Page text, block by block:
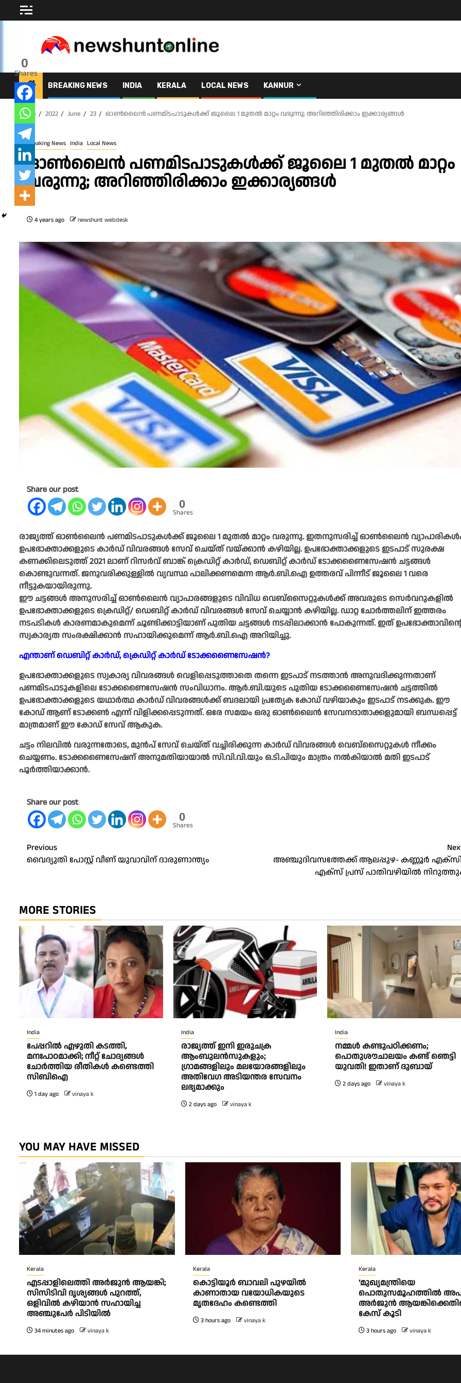
to
BREAKING NEWS INDIA KERALA LOCAL NEWS KANNUR
Home 2022 June 23 ഓണ്‍ലൈന്‍ പണമിടപാടുകള്‍ക്ക് ജൂലൈ 1 മുതല്‍ മാറ്റം വരുന്നു; അറിഞ്ഞിരിക്കാം ഇക്കാര്യങ്ങള്‍
Breaking News India Local News
ഓണ്‍ലൈന്‍ പണമിടപാടുകള്‍ക്ക് ജൂലൈ 1 മുതല്‍ മാറ്റം
വരുന്നു; അറിഞ്ഞിരിക്കാം ഇക്കാര്യങ്ങള്‍
4 years ago newshunt webdesk
Share our post
0
Shares
രാജ്യത്ത് ഓണ്‍ലൈന്‍ പണമിടപാടുകള്‍ക്ക് ജൂലൈ 1 മുതല്‍ മാറ്റം വരുന്നു. ഇതനുസരിച്ച് ഓണ്‍ലൈന്‍
ഉപഭോക്താക്കളുടെ കാര്‍ഡ് വിവരങ്ങള്‍ സേവ് ചെയ്ത് വയ്ക്കാന്‍ കഴിയില്ല. ഉപഭോക്താക്കളുടെ ഇടപാട് സുരക്ഷ
കണക്കിലെടുത്ത് 2021 ലാണ് റിസര്‍വ് ബാങ്ക് ക്രെഡിറ്റ് കാര്‍ഡ്, ഡെബിറ്റ് കാര്‍ഡ് ടോക്കണൈസേഷന്‍ ചട്ടങ്ങള്‍
കൊണ്ടുവന്നത്. ജനുവരിക്കുള്ളില്‍ വ്യവസ്ഥ പാലിക്കണമെന്ന ആര്‍.ബി.ഐ ഉത്തരവ് പിന്നീട് ജൂലൈ 1 വരെ
നീട്ടുകയായിരുന്നു.
ഈ ചട്ടങ്ങള്‍ അനുസരിച്ച് ഓണ്‍ലൈന്‍ വ്യാപാരങ്ങളുടെ വിവിധ വെബ്‌സൈറ്റുകള്‍ക്ക് അവരുടെ സെര്‍വറുകളില്‍
ഉപഭോക്താക്കളുടെ ക്രെഡിറ്റ്/ ഡെബിറ്റ് കാര്‍ഡ് വിവരങ്ങള്‍ സേവ് ചെയ്യാന്‍ കഴിയില്ല. ഡാറ്റ ചോര്‍ത്തലിന് ഇത്തരം
നടപടികള്‍ കാരണമാകുമെന്ന് ചൂണ്ടിക്കാട്ടിയാണ് പുതിയ ചട്ടങ്ങള്‍ നടപ്പിലാക്കാന്‍ പോകുന്നത്. ഇത്
സ്വകാര്യത സംരക്ഷിക്കാന്‍ സഹായിക്കുമെന്ന് ആര്‍.ബി.ഐ അറിയിച്ചു.
എന്താണ് ഡെബിറ്റ് കാര്‍ഡ്, ക്രെഡിറ്റ് കാര്‍ഡ് ടോക്കണൈസേഷന്‍?
ഉപഭോക്താക്കളുടെ സ്വകാര്യ വിവരങ്ങള്‍ വെളിപ്പെടുത്താതെ തന്നെ ഇടപാട് നടത്താന്‍ അനുവദിക്കുന്നതാണ്
പണമിടപാടുകളിലെ ടോക്കണൈസേഷന്‍ സംവിധാനം. ആര്‍.ബി.യുടെ പുതിയ ടോക്കണൈസേഷന്‍ ചട്ടത്തില്‍
ഉപഭോക്താക്കളുടെ യഥാര്‍ത്ഥ കാര്‍ഡ് വിവരങ്ങള്‍ക്ക് ബദലായി പ്രത്യേക കോഡ് വഴിയാകും ഇടപാട് നടക്കുക. ഈ
കോഡ് ആണ് ടോക്കണ്‍ എന്ന് വിളിക്കപ്പെടുന്നത്. ഒരേ സമയം ഒരു ഓണ്‍ലൈന്‍ സേവനദാതാക്കളുമായി ബന്ധപ്പെട്ട്
മാത്രമാണ് ഈ കോഡ് സേവ് ആകുക.
ചട്ടം നിലവില്‍ വരുന്നതോടെ, മുന്‍പ് സേവ് ചെയ്ത് വച്ചിരിക്കുന്ന കാര്‍ഡ് വിവരങ്ങള്‍ വെബ്‌സൈറ്റുകള്‍ നീക്കം
ചെയ്യണം. ടോക്കണൈസേഷന് അനുമതിയായാല്‍ സി.വി.വി.യും ഒ.ടി.പിയും മാത്രം നല്‍കിയാല്‍ മതി ഇടപാട്
പൂര്‍ത്തിയാക്കാന്‍.
Share our post
0
Shares
0
Shares
Post
navigation
Previous
വൈ​ദ്യു​തി പോ​സ്റ്റ് വീ​ണ് യു​വാ​വി​ന് ദാ​രു​ണാ​ന്ത്യം
അഞ്ചുദിവസത്തേക്ക് ആലപ്പുഴ- കണ്ണൂർ
എക്സ് പ്രസ് പാതിവഴിയിൽ
MORE STORIES
India
പേപ്പറിൽ എഴുതി കടത്തി,
മനഃപാഠമാക്കി; നീറ്റ് ചോദ്യങ്ങൾ
ചോർത്തിയ രീതികൾ കണ്ടെത്തി
സിബിഐ
1 day ago vinaya k
India
രാജ്യത്ത് ഇനി ഇരുചക്ര
ആംബുലന്‍സുകളും;
ഗ്രാമങ്ങളിലും മലയോരങ്ങളിലും
അതിവേഗ അടിയന്തര സേവനം
ലഭ്യമാക്കും
2 days ago vinaya k
India
നമ്മൾ കണ്ടുപഠിക്കണം;
പൊതുശൗചാലയം കണ്ട് ഞെട്ടി
യുവതി! ഇതാണ് ദുബായ്
2 days ago vinaya k
YOU MAY HAVE MISSED
Kerala
എടപ്പാളിലെത്തി അർജുൻ ആയങ്കി;
സിസിടിവി ദൃശ്യങ്ങൾ പുറത്ത്,
ഒളിവിൽ കഴിയാൻ സഹായിച്ച
അഞ്ചുപേർ പിടിയിൽ
34 minutes ago vinaya k
Kerala
കൊട്ടിയൂർ ബാവലി പുഴയിൽ
കാണാതായ വയോധികയുടെ
മൃതദേഹം കണ്ടെത്തി
3 hours ago vinaya k
Kerala
‘മുഖ്യമന്ത്രിയെ
പൊതുസമൂഹത്തിൽ
അർജുൻ
കേസ് കൂടി
3 hours ago vinaya k